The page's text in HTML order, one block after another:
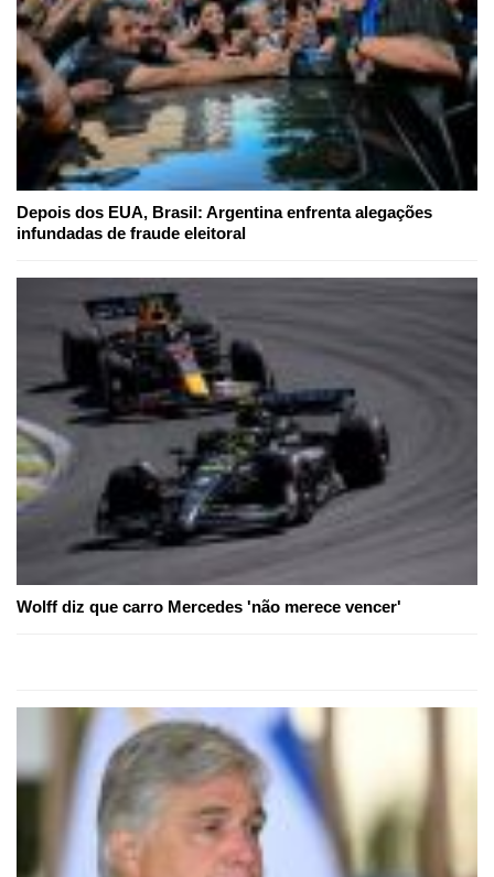
Depois dos EUA, Brasil: Argentina enfrenta alegações
infundadas de fraude eleitoral
Wolff diz que carro Mercedes 'não merece vencer'